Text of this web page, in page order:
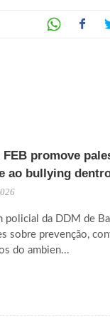
FEB promove
ao bullying
policial da DDM de
sobre prevenção,
do ambien...